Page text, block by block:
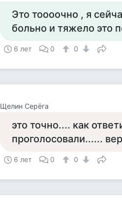
Это тоооочно , я
больно и тяжело это
6 лет 0 0
Щелин Серёга
это точно.... как
проголосовали......
6 лет 0 0